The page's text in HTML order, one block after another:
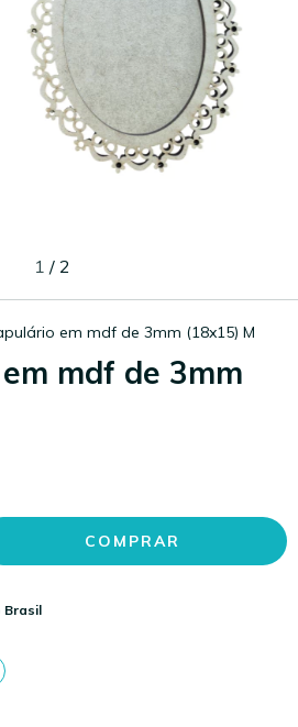
1 / 2
em mdf de 3mm (18x15) M
mdf de 3mm
Brasil